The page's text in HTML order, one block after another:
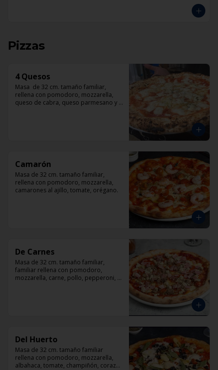
Pizzas
4 Quesos
Masa  de 32 cm. tamaño familiar,
rellena con pomodoro, mozzarella,
queso de cabra, queso parmesano y
Camarón
Masa de 32 cm. tamaño familiar,
rellena con pomodoro, mozzarella,
camarones al ajillo, tomate, orégano.
De Carnes
Masa de 32 cm. tamaño familiar,
familiar rellena con pomodoro,
mozzarella, carne, pollo, pepperoni,
Del Huerto
Masa de 32 cm. tamaño familiar
rellena con pomodoro, mozzarella,
albahaca, tomate, champiñón, corazón